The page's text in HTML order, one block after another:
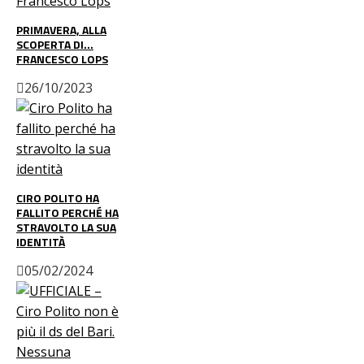
PRIMAVERA, ALLA
SCOPERTA DI…
FRANCESCO LOPS
26/10/2023
CIRO POLITO HA
FALLITO PERCHÉ HA
STRAVOLTO LA SUA
IDENTITÀ
05/02/2024